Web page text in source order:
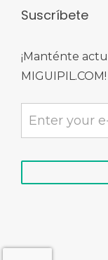
Suscríbete
¡Manténte
MIGUIPIL.COM!